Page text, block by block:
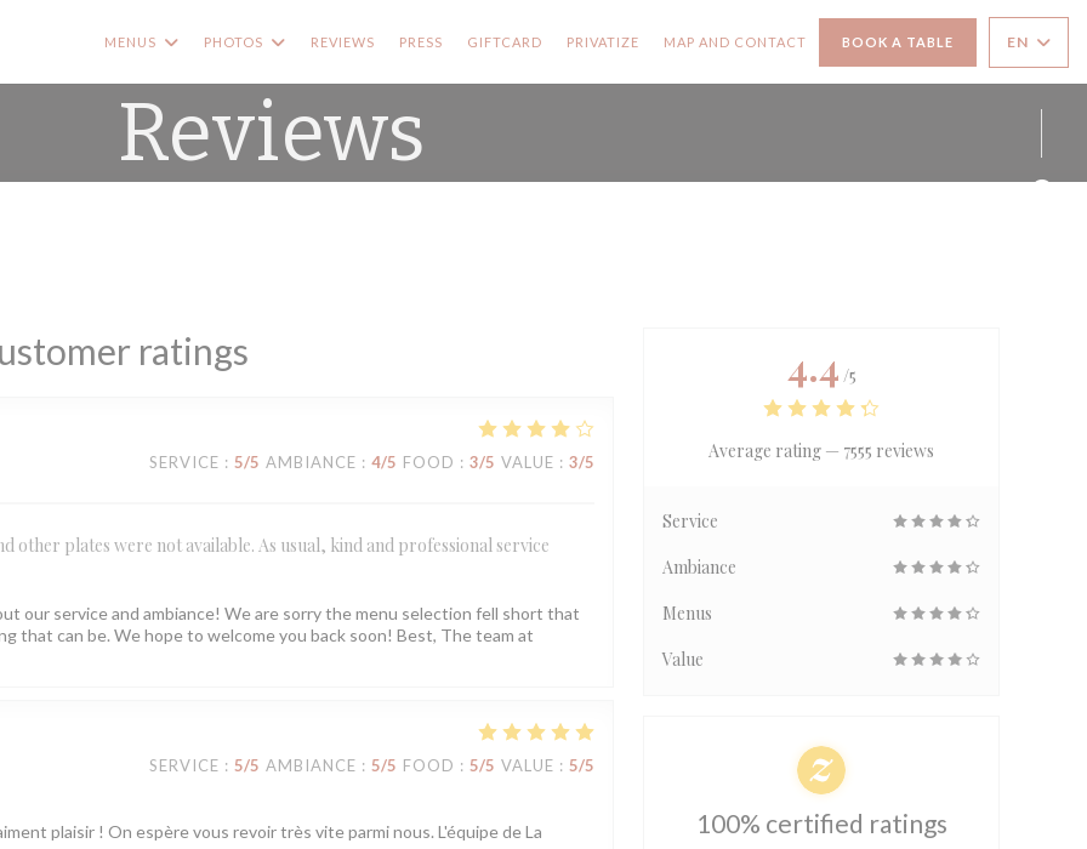
MENUS PHOTOS REVIEWS PRESS GIFTCARD ((OPENS IN A NEW WINDOW))
PRIVATIZE ((OPENS IN A NEW WINDOW))
MAP AND CONTACT BOOK A TABLE EN
Reviews
ratings
SERVICE : 5/5 AMBIANCE : 4/5 FOOD : 3/5 VALUE : 3/5
plates were not available. As usual, kind and professional service
our service and ambiance! We are sorry the menu selection fell short that
that can be. We hope to welcome you back soon! Best, The team at
SERVICE : 5/5 AMBIANCE : 5/5 FOOD : 5/5 VALUE : 5/5
plaisir ! On espère vous revoir très vite parmi nous. L'équipe de La
4.4 /5
Average rating — 7555 reviews
Service
Ambiance
Menus
Value
100% certified ratings